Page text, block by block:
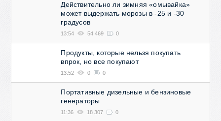
Действительно ли зимняя «омывайка»
может выдержать морозы в -25 и -30
градусов
13:54 54 469 0
Продукты, которые нельзя покупать
впрок, но все покупают
13:52 0 0
Портативные дизельные и бензиновые
генераторы
11:36 18 307 0